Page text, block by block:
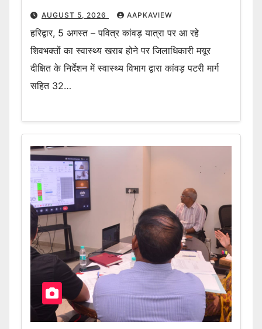
AUGUST 5, 2026 AAPKAVIEW
हरिद्वार, 5 अगस्त – पवित्र कांवड़ यात्रा पर आ रहे
शिवभक्तों का स्वास्थ्य खराब होने पर जिलाधिकारी मयूर
दीक्षित के निर्देशन में स्वास्थ्य विभाग द्वारा कांवड़ पटरी मार्ग
सहित 32…